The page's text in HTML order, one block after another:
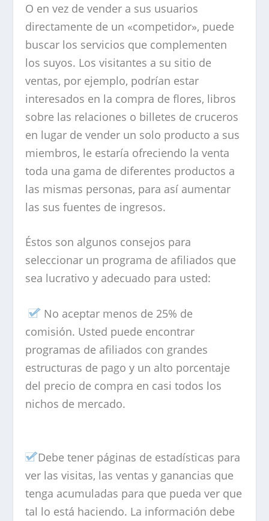
O en vez de vender a sus usuarios
directamente de un «competidor», puede
buscar los servicios que complementen
los suyos. Los visitantes a su sitio de
ventas, por ejemplo, podrían estar
interesados en la compra de flores, libros
sobre las relaciones o billetes de cruceros
en lugar de vender un solo producto a sus
miembros, le estaría ofreciendo la venta
toda una gama de diferentes productos a
las mismas personas, para así aumentar
las sus fuentes de ingresos.
Éstos son algunos consejos para
seleccionar un programa de afiliados que
sea lucrativo y adecuado para usted:
No aceptar menos de 25% de
comisión. Usted puede encontrar
programas de afiliados con grandes
estructuras de pago y un alto porcentaje
del precio de compra en casi todos los
nichos de mercado.
Debe tener páginas de estadísticas para
ver las visitas, las ventas y ganancias que
tenga acumuladas para que pueda ver que
tal lo está haciendo. La información debe